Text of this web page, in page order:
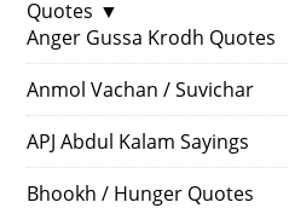
Quotes ▼
Anger Gussa Krodh Quotes
Anmol Vachan / Suvichar
APJ Abdul Kalam Sayings
Bhookh / Hunger Quotes